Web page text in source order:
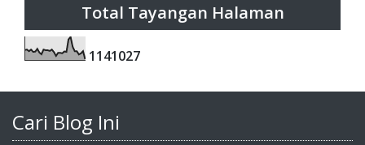
Total Tayangan Halaman
1141027
Cari Blog Ini